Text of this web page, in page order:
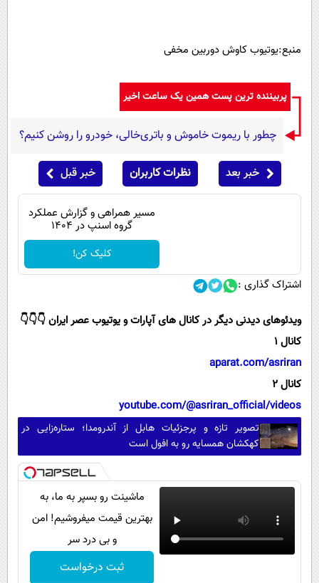
منبع:یوتیوب کاوش دوربین مخفی
پربیننده ترین پست همین یک ساعت اخیر
چطور با ریموت خاموش و باتری‌خالی، خودرو را روشن کنیم؟
خبر بعد نظرات کاربران خبر قبل
مسیر همراهی و گزارش عملکرد
گروه اسنپ در ۱۴۰۴
کلیک کن!
اشتراک گذاری :
ویدئوهای دیدنی دیگر در کانال های آپارات و یوتیوب عصر ایران 👇👇👇
کانال 1
aparat.com/asriran
کانال 2
youtube.com/@asriran_official/videos
تصویر تازه و پرجزئیات هابل از آندرومدا؛ ستاره‌زایی در
کهکشان همسایه رو به افول است
ماشینت رو بسپر به ما، به
بهترین قیمت میفروشیم! امن
و بی درد سر
ثبت درخواست